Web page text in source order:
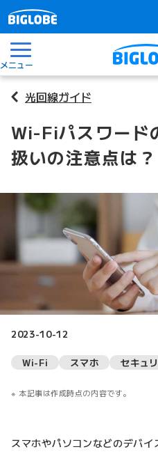
メニュー
光回線ガイド
Wi-Fiパスワード
扱いの注意点は？
2023-10-12
Wi-Fi スマホ セキュ
本記事は作成時点の内容です。
スマホやパソコンなどのデバ